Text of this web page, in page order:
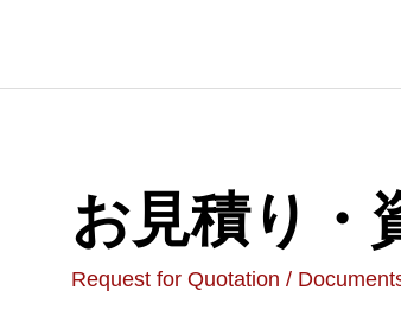
お見積り・
Request for Quotation /